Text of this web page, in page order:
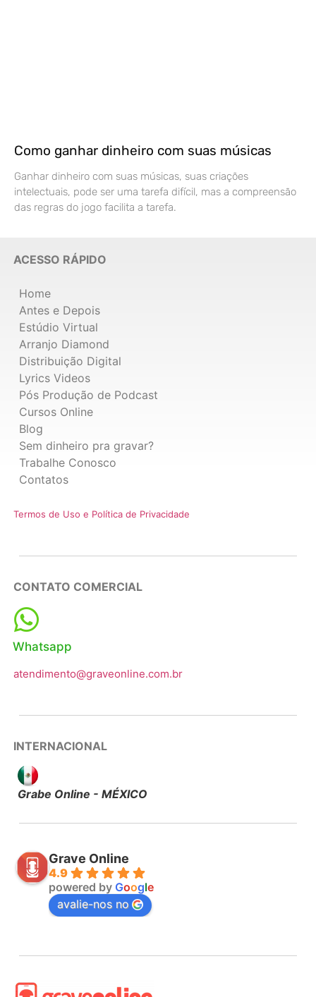
Como ganhar dinheiro com suas músicas
Ganhar dinheiro com suas músicas, suas criações
intelectuais, pode ser uma tarefa difícil, mas a compreensão
das regras do jogo facilita a tarefa.
ACESSO RÁPIDO
Home
Antes e Depois
Estúdio Virtual
Arranjo Diamond
Distribuição Digital
Lyrics Videos
Pós Produção de Podcast
Cursos Online
Blog
Sem dinheiro pra gravar?
Trabalhe Conosco
Contatos
Termos de Uso e Política de Privacidade
CONTATO COMERCIAL
Whatsapp
atendimento@graveonline.com.br
INTERNACIONAL
Grabe Online - MÉXICO
Grave Online
4.9
powered by Google
avalie-nos no